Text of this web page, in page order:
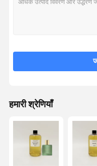
गंध विसारक तेल
मोमबत्ती की खुशबू वाला तेल
इत्र तेल
आवश्यक तेल
हमारी श्रेणियाँ